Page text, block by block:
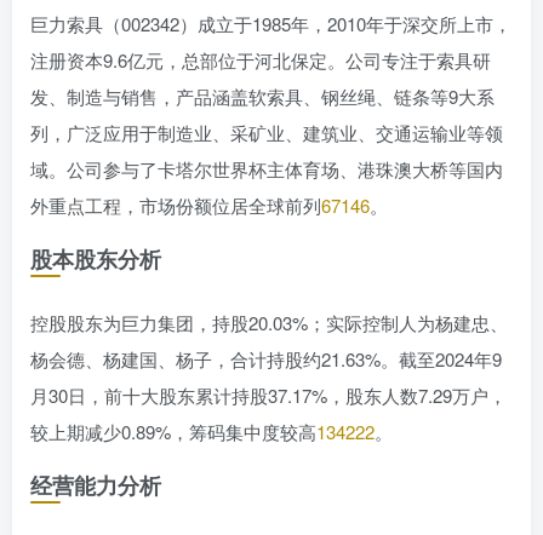
巨力索具（002342）成立于1985年，2010年于深交所上市，
注册资本9.6亿元，总部位于河北保定。公司专注于索具研
发、制造与销售，产品涵盖软索具、钢丝绳、链条等9大系
列，广泛应用于制造业、采矿业、建筑业、交通运输业等领
域。公司参与了卡塔尔世界杯主体育场、港珠澳大桥等国内
外重点工程，市场份额位居全球前列67146。
股本股东分析
控股股东为巨力集团，持股20.03%；实际控制人为杨建忠、
杨会德、杨建国、杨子，合计持股约21.63%。截至2024年9
月30日，前十大股东累计持股37.17%，股东人数7.29万户，
较上期减少0.89%，筹码集中度较高134222。
经营能力分析